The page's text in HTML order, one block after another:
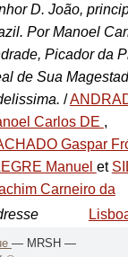
D. João,
Por Manoel
Picador da
de Sua
/
Carlos DE ,
Gaspar
Manuel et
Carneiro da
— MRSH —